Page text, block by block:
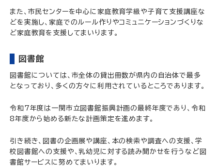
また、市民センターを中心に家庭教育学級や子育て支援講座な
どを実施し、家庭でのルール作りやコミュニケーションづくりな
ど家庭教育を支援してまいります。
図書館
図書館については、市全体の貸出冊数が県内の自治体で最多
となっており、多くの方々に利用されているところであります。
令和7年度は一関市立図書館振興計画の最終年度であり、令和
8年度から始める新たな計画策定を進めます。
引き続き、図書の企画展や講座、本の検索や調査への支援、学
校図書館への支援や、乳幼児に対する読み聞かせを行うなど図
書館サービスに努めてまいります。